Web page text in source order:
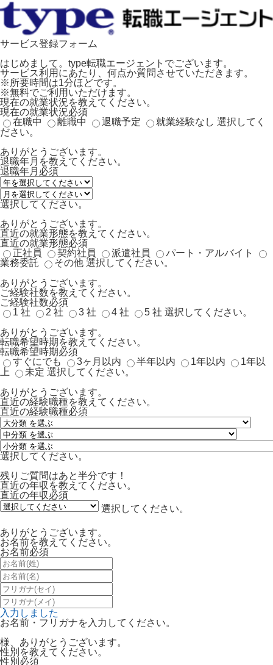
サービス登録フォーム
はじめまして。type転職エージェントでございます。
サービス利用にあたり、何点か質問させていただきます。
※所要時間は1分ほどです。
※無料でご利用いただけます。
現在の就業状況を教えてください。
現在の就業状況必須
在職中
離職中 退職予定 就業経験なし 選択してく
ださい。
ありがとうございます。
退職年月を教えてください。
退職年月 必須
選択してください。
ありがとうございます。
直近の就業形態を教えてください。
直近の就業形態必須
正社員
契約社員 派遣社員
パート・アルバイト
業務委託
その他 選択してください。
ありがとうございます。
ご経験社数を教えてください。
ご経験社数必須
1 社
2 社 3 社 4 社 5 社 選択してください。
ありがとうございます。
転職希望時期を教えてください。
転職希望時期必須
すぐにでも
3ヶ月以内 半年以内 1年以内
1年以
上
未定 選択してください。
ありがとうございます。
直近の経験職種を教えてください。
直近の経験職種必須
選択してください。
残りご質問はあと半分です！
直近の年収を教えてください。
直近の年収必須
選択してください。
ありがとうございます。
お名前を教えてください。
お名前必須
入力しました
お名前・フリガナを入力してください。
様、ありがとうございます。
性別を教えてください。
性別 必須